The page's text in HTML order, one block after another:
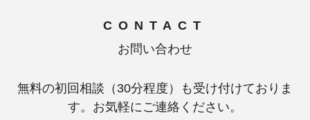
CONTACT
お問い合わせ
無料の初回相談（30分程度）も受け付けておりま
す。お気軽にご連絡ください。